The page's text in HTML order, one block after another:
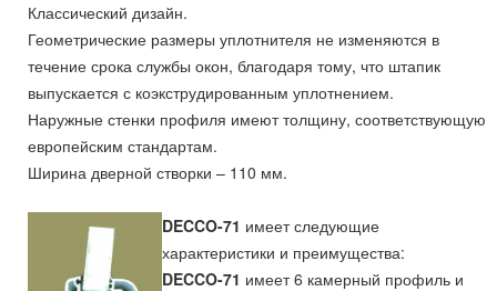
Классический дизайн.
Геометрические размеры уплотнителя не изменяются в
течение срока службы окон, благодаря тому, что штапик
выпускается с коэкструдированным уплотнением.
Наружные стенки профиля имеют толщину, соответствующую
европейским стандартам.
Ширина дверной створки – 110 мм.
DECCO-71 имеет следующие
характеристики и преимущества:
DECCO-71 имеет 6 камерный профиль и